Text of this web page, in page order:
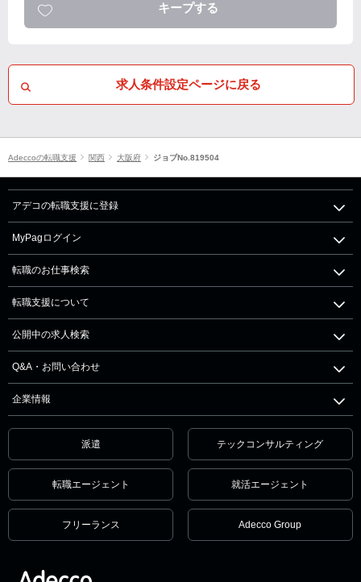
キープする
求人条件設定ページに戻る
Adeccoの転職支援 関西 大阪府 ジョブNo.819504
アデコの転職支援に登録
MyPagログイン
転職のお仕事検索
転職支援について
公開中の求人検索
Q&A・お問い合わせ
企業情報
派遣 テックコンサルティング
転職エージェント 就活エージェント
フリーランス Adecco Group